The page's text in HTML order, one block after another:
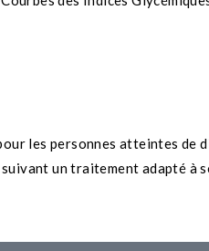
les personnes atteintes de
un traitement adapté à